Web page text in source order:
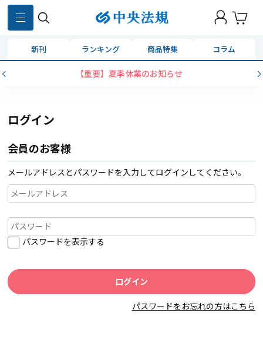
新刊 ランキング 商品特集 コラム
【重要】夏季休業のお知らせ
ログイン
会員のお客様
メールアドレスとパスワードを入力してログインしてください。
パスワードを表示する
パスワードをお忘れの方はこちら